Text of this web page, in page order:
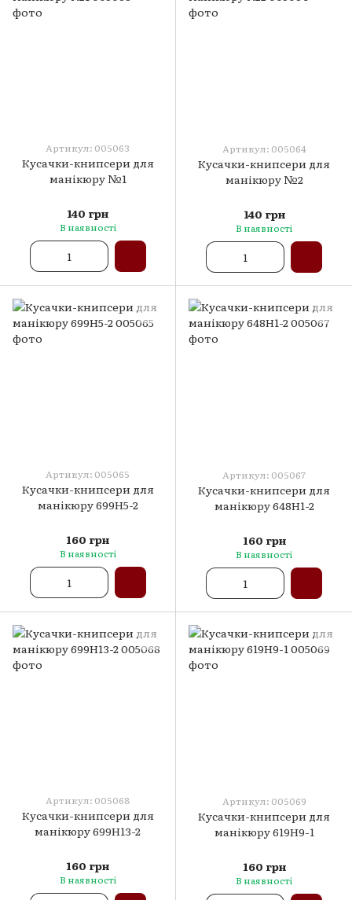
Артикул: 005063
Кусачки-книпсери для
манікюру №1
140 грн
В наявності
Артикул: 005064
Кусачки-книпсери для
манікюру №2
140 грн
В наявності
Артикул: 005065
Кусачки-книпсери для
манікюру 699H5-2
160 грн
В наявності
Артикул: 005067
Кусачки-книпсери для
манікюру 648H1-2
160 грн
В наявності
Артикул: 005068
Кусачки-книпсери для
манікюру 699H13-2
160 грн
В наявності
Артикул: 005069
Кусачки-книпсери для
манікюру 619H9-1
160 грн
В наявності